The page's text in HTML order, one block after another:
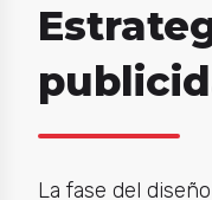
La fase del